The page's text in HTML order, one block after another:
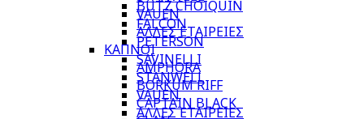
VAUEN
ΑΛΛΕΣ ΕΤΑΙΡΕΙΕΣ
ΚΑΠΝΟΙ
AMPHORA
BORKUM RIFF
CAPTAIN BLACK
BUTZ CHOIQUIN
FALCON
PETERSON
SAVINELLI
STANWELL
VAUEN
ΑΛΛΕΣ ΕΤΑΙΡΕΙΕΣ